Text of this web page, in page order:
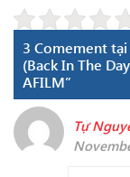
3 Comement tại
(Back In The
AFILM”
Tự